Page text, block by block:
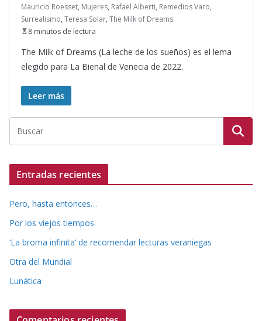
Mauricio Roesset, Mujeres, Rafael Alberti, Remedios Varo,
Surrealismo, Teresa Solar, The Milk of Dreams
8 minutos de lectura
The Milk of Dreams (La leche de los sueños) es el lema
elegido para La Bienal de Venecia de 2022.
Leer más
Entradas recientes
Pero, hasta entonces…
Por los viejos tiempos
‘La broma infinita’ de recomendar lecturas veraniegas
Otra del Mundial
Lunática